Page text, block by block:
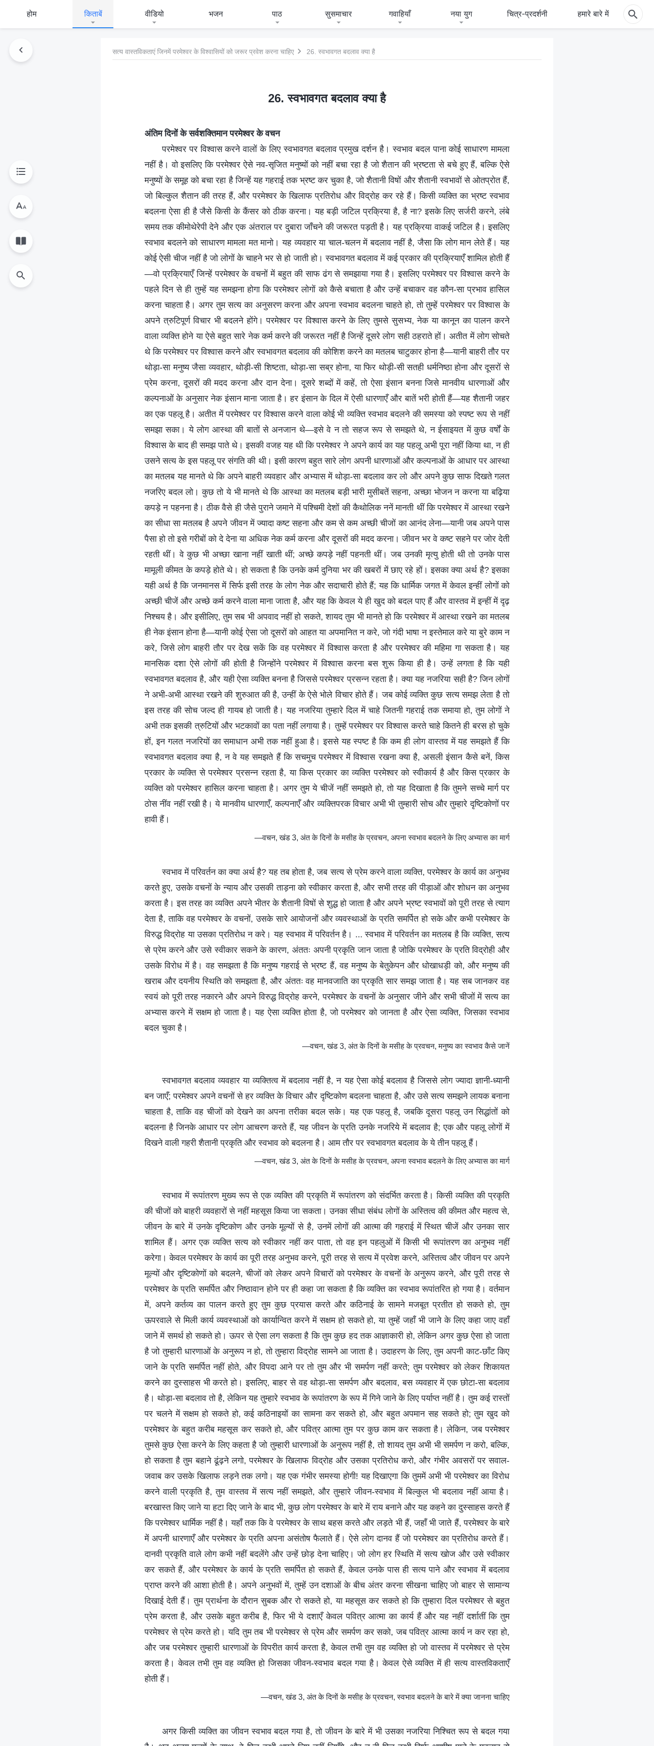
होम किताबें वीडियो भजन पाठ सुसमाचार गवाहियाँ नया युग चित्र-प्रदर्शनी हमारे बारे में
सत्य वास्तविकताएं जिनमें परमेश्वर के विश्वासियों को जरूर प्रवेश करना चाहिए 26. स्वभावगत बदलाव क्या है
26. स्वभावगत बदलाव क्या है
अंतिम दिनों के सर्वशक्तिमान परमेश्वर के वचन
परमेश्वर पर विश्वास करने वालों के लिए स्वभावगत बदलाव प्रमुख दर्शन है। स्वभाव बदल पाना कोई साधारण मामला
नहीं है। वो इसलिए कि परमेश्वर ऐसे नव-सृजित मनुष्यों को नहीं बचा रहा है जो शैतान की भ्रष्टता से बचे हुए हैं, बल्कि ऐसे
मनुष्यों के समूह को बचा रहा है जिन्हें यह गहराई तक भ्रष्ट कर चुका है, जो शैतानी विषों और शैतानी स्वभावों से ओतप्रोत हैं,
जो बिल्कुल शैतान की तरह हैं, और परमेश्वर के खिलाफ प्रतिरोध और विद्रोह कर रहे हैं। किसी व्यक्ति का भ्रष्ट स्वभाव
बदलना ऐसा ही है जैसे किसी के कैंसर को ठीक करना। यह बड़ी जटिल प्रक्रिया है, है ना? इसके लिए सर्जरी करने, लंबे
समय तक कीमोथेरेपी देने और एक अंतराल पर दुबारा जाँचने की जरूरत पड़ती है। यह प्रक्रिया वाकई जटिल है। इसलिए
स्वभाव बदलने को साधारण मामला मत मानो। यह व्यवहार या चाल-चलन में बदलाव नहीं है, जैसा कि लोग मान लेते हैं। यह
कोई ऐसी चीज नहीं है जो लोगों के चाहने भर से हो जाती हो। स्वभावगत बदलाव में कई प्रकार की प्रक्रियाएँ शामिल होती हैं
—वो प्रक्रियाएँ जिन्हें परमेश्वर के वचनों में बहुत की साफ ढंग से समझाया गया है। इसलिए परमेश्वर पर विश्वास करने के
पहले दिन से ही तुम्हें यह समझना होगा कि परमेश्वर लोगों को कैसे बचाता है और उन्हें बचाकर वह कौन-सा प्रभाव हासिल
करना चाहता है। अगर तुम सत्य का अनुसरण करना और अपना स्वभाव बदलना चाहते हो, तो तुम्हें परमेश्वर पर विश्वास के
अपने त्रुटिपूर्ण विचार भी बदलने होंगे। परमेश्वर पर विश्वास करने के लिए तुमसे सुसभ्य, नेक या कानून का पालन करने
वाला व्यक्ति होने या ऐसे बहुत सारे नेक कर्म करने की जरूरत नहीं है जिन्हें दूसरे लोग सही ठहराते हों। अतीत में लोग सोचते
थे कि परमेश्वर पर विश्वास करने और स्वभावगत बदलाव की कोशिश करने का मतलब चाटुकार होना है—यानी बाहरी तौर पर
थोड़ा-सा मनुष्य जैसा व्यवहार, थोड़ी-सी शिष्टता, थोड़ा-सा सब्र होना, या फिर थोड़ी-सी सतही धर्मनिष्ठा होना और दूसरों से
प्रेम करना, दूसरों की मदद करना और दान देना। दूसरे शब्दों में कहें, तो ऐसा इंसान बनना जिसे मानवीय धारणाओं और
कल्पनाओं के अनुसार नेक इंसान माना जाता है। हर इंसान के दिल में ऐसी धारणाएँ और बातें भरी होती हैं—यह शैतानी जहर
का एक पहलू है। अतीत में परमेश्वर पर विश्वास करने वाला कोई भी व्यक्ति स्वभाव बदलने की समस्या को स्पष्ट रूप से नहीं
समझा सका। ये लोग आस्था की बातों से अनजान थे—इसे वे न तो सहज रूप से समझते थे, न ईसाइयत में कुछ वर्षों के
विश्वास के बाद ही समझ पाते थे। इसकी वजह यह थी कि परमेश्वर ने अपने कार्य का यह पहलू अभी पूरा नहीं किया था, न ही
उसने सत्य के इस पहलू पर संगति की थी। इसी कारण बहुत सारे लोग अपनी धारणाओं और कल्पनाओं के आधार पर आस्था
का मतलब यह मानते थे कि अपने बाहरी व्यवहार और अभ्यास में थोड़ा-सा बदलाव कर लो और अपने कुछ साफ दिखते गलत
नजरिए बदल लो। कुछ तो ये भी मानते थे कि आस्था का मतलब बड़ी भारी मुसीबतें सहना, अच्छा भोजन न करना या बढ़िया
कपड़े न पहनना है। ठीक वैसे ही जैसे पुराने जमाने में पश्चिमी देशों की कैथोलिक ननें मानती थीं कि परमेश्वर में आस्था रखने
का सीधा सा मतलब है अपने जीवन में ज्यादा कष्ट सहना और कम से कम अच्छी चीजों का आनंद लेना—यानी जब अपने पास
पैसा हो तो इसे गरीबों को दे देना या अधिक नेक कर्म करना और दूसरों की मदद करना। जीवन भर वे कष्ट सहने पर जोर देती
रहती थीं। वे कुछ भी अच्छा खाना नहीं खाती थीं; अच्छे कपड़े नहीं पहनती थीं। जब उनकी मृत्यु होती थी तो उनके पास
मामूली कीमत के कपड़े होते थे। हो सकता है कि उनके कर्म दुनिया भर की खबरों में छाए रहे हों। इसका क्या अर्थ है? इसका
यही अर्थ है कि जनमानस में सिर्फ इसी तरह के लोग नेक और सदाचारी होते हैं; यह कि धार्मिक जगत में केवल इन्हीं लोगों को
अच्छी चीजें और अच्छे कर्म करने वाला माना जाता है, और यह कि केवल ये ही खुद को बदल पाए हैं और वास्तव में इन्हीं में दृढ़
निश्चय है। और इसीलिए, तुम सब भी अपवाद नहीं हो सकते, शायद तुम भी मानते हो कि परमेश्वर में आस्था रखने का मतलब
ही नेक इंसान होना है—यानी कोई ऐसा जो दूसरों को आहत या अपमानित न करे, जो गंदी भाषा न इस्तेमाल करे या बुरे काम न
करे, जिसे लोग बाहरी तौर पर देख सकें कि वह परमेश्वर में विश्वास करता है और परमेश्वर की महिमा गा सकता है। यह
मानसिक दशा ऐसे लोगों की होती है जिन्होंने परमेश्वर में विश्वास करना बस शुरू किया ही है। उन्हें लगता है कि यही
स्वभावगत बदलाव है, और यही ऐसा व्यक्ति बनना है जिससे परमेश्वर प्रसन्न रहता है। क्या यह नजरिया सही है? जिन लोगों
ने अभी-अभी आस्था रखने की शुरुआत की है, उन्हीं के ऐसे भोले विचार होते हैं। जब कोई व्यक्ति कुछ सत्य समझ लेता है तो
इस तरह की सोच जल्द ही गायब हो जाती है। यह नजरिया तुम्हारे दिल में चाहे जितनी गहराई तक समाया हो, तुम लोगों ने
अभी तक इसकी त्रुटियों और भटकावों का पता नहीं लगाया है। तुम्हें परमेश्वर पर विश्वास करते चाहे कितने ही बरस हो चुके
हों, इन गलत नजरियों का समाधान अभी तक नहीं हुआ है। इससे यह स्पष्ट है कि कम ही लोग वास्तव में यह समझते हैं कि
स्वभावगत बदलाव क्या है, न वे यह समझते हैं कि सचमुच परमेश्वर में विश्वास रखना क्या है, असली इंसान कैसे बनें, किस
प्रकार के व्यक्ति से परमेश्वर प्रसन्न रहता है, या किस प्रकार का व्यक्ति परमेश्वर को स्वीकार्य है और किस प्रकार के
व्यक्ति को परमेश्वर हासिल करना चाहता है। अगर तुम ये चीजें नहीं समझते हो, तो यह दिखाता है कि तुमने सच्चे मार्ग पर
ठोस नींव नहीं रखी है। ये मानवीय धारणाएँ, कल्पनाएँ और व्यक्तिपरक विचार अभी भी तुम्हारी सोच और तुम्हारे दृष्टिकोणों पर
हावी हैं।
—वचन, खंड 3, अंत के दिनों के मसीह के प्रवचन, अपना स्वभाव बदलने के लिए अभ्यास का मार्ग
स्वभाव में परिवर्तन का क्या अर्थ है? यह तब होता है, जब सत्य से प्रेम करने वाला व्यक्ति, परमेश्वर के कार्य का अनुभव
करते हुए, उसके वचनों के न्याय और उसकी ताड़ना को स्वीकार करता है, और सभी तरह की पीड़ाओं और शोधन का अनुभव
करता है। इस तरह का व्यक्ति अपने भीतर के शैतानी विषों से शुद्ध हो जाता है और अपने भ्रष्ट स्वभावों को पूरी तरह से त्याग
देता है, ताकि वह परमेश्वर के वचनों, उसके सारे आयोजनों और व्यवस्थाओं के प्रति समर्पित हो सके और कभी परमेश्वर के
विरुद्ध विद्रोह या उसका प्रतिरोध न करे। यह स्वभाव में परिवर्तन है। ... स्वभाव में परिवर्तन का मतलब है कि व्यक्ति, सत्य
से प्रेम करने और उसे स्वीकार सकने के कारण, अंततः अपनी प्रकृति जान जाता है जोकि परमेश्वर के प्रति विद्रोही और
उसके विरोध में है। वह समझता है कि मनुष्य गहराई से भ्रष्ट हैं, वह मनुष्य के बेतुकेपन और धोखाधड़ी को, और मनुष्य की
खराब और दयनीय स्थिति को समझता है, और अंततः वह मानवजाति का प्रकृति सार समझ जाता है। यह सब जानकर वह
स्वयं को पूरी तरह नकारने और अपने विरुद्ध विद्रोह करने, परमेश्वर के वचनों के अनुसार जीने और सभी चीजों में सत्य का
अभ्यास करने में सक्षम हो जाता है। यह ऐसा व्यक्ति होता है, जो परमेश्वर को जानता है और ऐसा व्यक्ति, जिसका स्वभाव
बदल चुका है।
—वचन, खंड 3, अंत के दिनों के मसीह के प्रवचन, मनुष्य का स्वभाव कैसे जानें
स्वभावगत बदलाव व्यवहार या व्यक्तित्व में बदलाव नहीं है, न यह ऐसा कोई बदलाव है जिससे लोग ज्यादा ज्ञानी-ध्यानी
बन जाएँ; परमेश्वर अपने वचनों से हर व्यक्ति के विचार और दृष्टिकोण बदलना चाहता है, और उसे सत्य समझने लायक बनाना
चाहता है, ताकि वह चीजों को देखने का अपना तरीका बदल सके। यह एक पहलू है, जबकि दूसरा पहलू उन सिद्धांतों को
बदलना है जिनके आधार पर लोग आचरण करते हैं, यह जीवन के प्रति उनके नजरिये में बदलाव है; एक और पहलू लोगों में
दिखने वाली गहरी शैतानी प्रकृति और स्वभाव को बदलना है। आम तौर पर स्वभावगत बदलाव के ये तीन पहलू हैं।
—वचन, खंड 3, अंत के दिनों के मसीह के प्रवचन, अपना स्वभाव बदलने के लिए अभ्यास का मार्ग
स्वभाव में रूपांतरण मुख्य रूप से एक व्यक्ति की प्रकृति में रूपांतरण को संदर्भित करता है। किसी व्यक्ति की प्रकृति
की चीजों को बाहरी व्यवहारों से नहीं महसूस किया जा सकता। उनका सीधा संबंध लोगों के अस्तित्व की कीमत और महत्व से,
जीवन के बारे में उनके दृष्टिकोण और उनके मूल्यों से है, उनमें लोगों की आत्मा की गहराई में स्थित चीजें और उनका सार
शामिल हैं। अगर एक व्यक्ति सत्य को स्वीकार नहीं कर पाता, तो वह इन पहलुओं में किसी भी रूपांतरण का अनुभव नहीं
करेगा। केवल परमेश्वर के कार्य का पूरी तरह अनुभव करने, पूरी तरह से सत्य में प्रवेश करने, अस्तित्व और जीवन पर अपने
मूल्यों और दृष्टिकोणों को बदलने, चीजों को लेकर अपने विचारों को परमेश्वर के वचनों के अनुरूप करने, और पूरी तरह से
परमेश्वर के प्रति समर्पित और निष्ठावान होने पर ही कहा जा सकता है कि व्यक्ति का स्वभाव रूपांतरित हो गया है। वर्तमान
में, अपने कर्तव्य का पालन करते हुए तुम कुछ प्रयास करते और कठिनाई के सामने मजबूत प्रतीत हो सकते हो, तुम
ऊपरवाले से मिली कार्य व्यवस्थाओं को कार्यान्वित करने में सक्षम हो सकते हो, या तुम्हें जहाँ भी जाने के लिए कहा जाए वहाँ
जाने में समर्थ हो सकते हो। ऊपर से ऐसा लग सकता है कि तुम कुछ हद तक आज्ञाकारी हो, लेकिन अगर कुछ ऐसा हो जाता
है जो तुम्हारी धारणाओं के अनुरूप न हो, तो तुम्हारा विद्रोह सामने आ जाता है। उदाहरण के लिए, तुम अपनी काट-छाँट किए
जाने के प्रति समर्पित नहीं होते, और विपदा आने पर तो तुम और भी समर्पण नहीं करते; तुम परमेश्वर को लेकर शिकायत
करने का दुस्साहस भी करते हो। इसलिए, बाहर से वह थोड़ा-सा समर्पण और बदलाव, बस व्यवहार में एक छोटा-सा बदलाव
है। थोड़ा-सा बदलाव तो है, लेकिन यह तुम्हारे स्वभाव के रूपांतरण के रूप में गिने जाने के लिए पर्याप्त नहीं है। तुम कई रास्तों
पर चलने में सक्षम हो सकते हो, कई कठिनाइयों का सामना कर सकते हो, और बहुत अपमान सह सकते हो; तुम खुद को
परमेश्वर के बहुत करीब महसूस कर सकते हो, और पवित्र आत्मा तुम पर कुछ काम कर सकता है। लेकिन, जब परमेश्वर
तुमसे कुछ ऐसा करने के लिए कहता है जो तुम्हारी धारणाओं के अनुरूप नहीं है, तो शायद तुम अभी भी समर्पण न करो, बल्कि,
हो सकता है तुम बहाने ढूंढ़ने लगो, परमेश्वर के खिलाफ विद्रोह और उसका प्रतिरोध करो, और गंभीर अवसरों पर सवाल-
जवाब कर उसके खिलाफ लड़ने तक लगो। यह एक गंभीर समस्या होगी! यह दिखाएगा कि तुममें अभी भी परमेश्वर का विरोध
करने वाली प्रकृति है, तुम वास्तव में सत्य नहीं समझते, और तुम्हारे जीवन-स्वभाव में बिल्कुल भी बदलाव नहीं आया है।
बरखास्त किए जाने या हटा दिए जाने के बाद भी, कुछ लोग परमेश्वर के बारे में राय बनाने और यह कहने का दुस्साहस करते हैं
कि परमेश्वर धार्मिक नहीं है। यहाँ तक कि वे परमेश्वर के साथ बहस करते और लड़ते भी हैं, जहाँ भी जाते हैं, परमेश्वर के बारे
में अपनी धारणाएँ और परमेश्वर के प्रति अपना असंतोष फैलाते हैं। ऐसे लोग दानव हैं जो परमेश्वर का प्रतिरोध करते हैं।
दानवी प्रकृति वाले लोग कभी नहीं बदलेंगे और उन्हें छोड़ देना चाहिए। जो लोग हर स्थिति में सत्य खोज और उसे स्वीकार
कर सकते हैं, और परमेश्वर के कार्य के प्रति समर्पित हो सकते हैं, केवल उनके पास ही सत्य पाने और स्वभाव में बदलाव
प्राप्त करने की आशा होती है। अपने अनुभवों में, तुम्हें उन दशाओं के बीच अंतर करना सीखना चाहिए जो बाहर से सामान्य
दिखाई देती हैं। तुम प्रार्थना के दौरान सुबक और रो सकते हो, या महसूस कर सकते हो कि तुम्हारा दिल परमेश्वर से बहुत
प्रेम करता है, और उसके बहुत करीब है, फिर भी ये दशाएँ केवल पवित्र आत्मा का कार्य हैं और यह नहीं दर्शातीं कि तुम
परमेश्वर से प्रेम करते हो। यदि तुम तब भी परमेश्वर से प्रेम और समर्पण कर सको, जब पवित्र आत्मा कार्य न कर रहा हो,
और जब परमेश्वर तुम्हारी धारणाओं के विपरीत कार्य करता है, केवल तभी तुम वह व्यक्ति हो जो वास्तव में परमेश्वर से प्रेम
करता है। केवल तभी तुम वह व्यक्ति हो जिसका जीवन-स्वभाव बदल गया है। केवल ऐसे व्यक्ति में ही सत्य वास्तविकताएँ
होती हैं।
—वचन, खंड 3, अंत के दिनों के मसीह के प्रवचन, स्वभाव बदलने के बारे में क्या जानना चाहिए
अगर किसी व्यक्ति का जीवन स्वभाव बदल गया है, तो जीवन के बारे में भी उसका नजरिया निश्चित रूप से बदल गया